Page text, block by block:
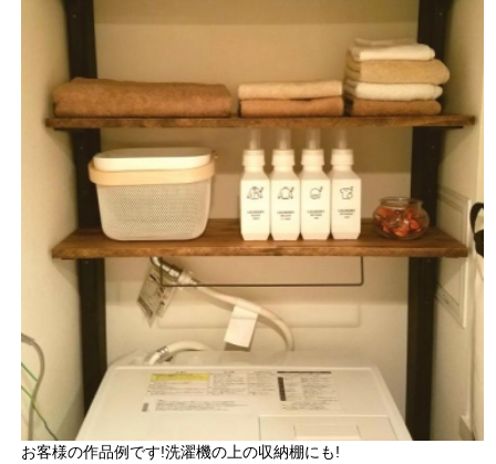
お客様の作品例です!洗濯機の上の収納棚にも!